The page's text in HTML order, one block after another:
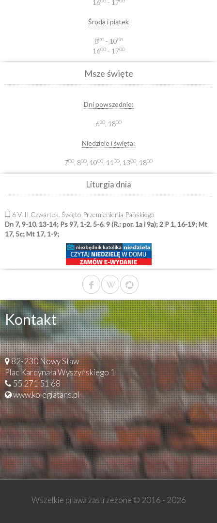
16 - 17
Środa i piątek
800- 1000
1600- 1700
Msze święte
Dni powszednie:
630 , 1800
Niedziele i święta:
700 , 800 , 1000 , 11 30 , 1300 , 1800
Liturgia dnia
6 VIII Czwartek. Święto Przemienienia Pańskiego
Dn 7, 9-10. 13-14; Ps 97, 1-2. 5-6. 9 (R.: por. 1a i 9a); 2 P 1, 16-19; Mt
17, 5c; Mt 17, 1-9;
Kontakt
82-230 Nowy Staw
Plac Kardynała Wyszyńskiego 1
55 271 51 68
www.kolegiatans.pl
Wszelkie prawa zastrzeżone © 2016 - 2026